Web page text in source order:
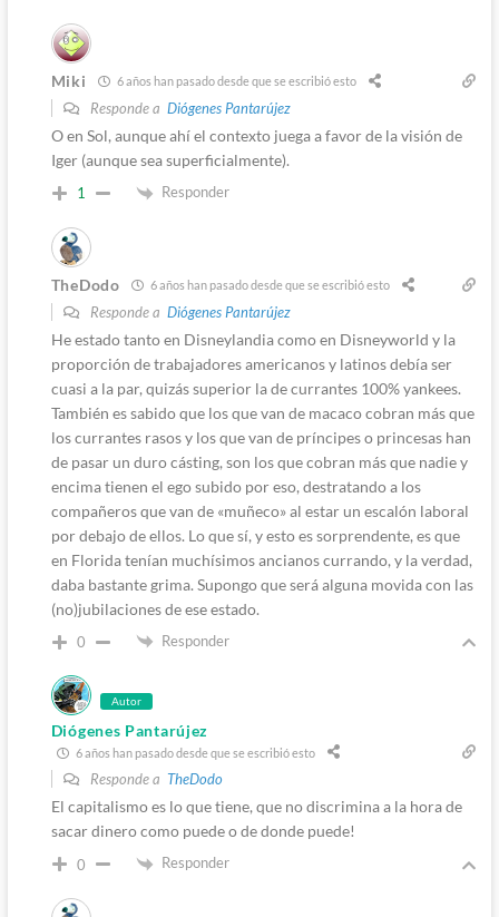
Miki 6 años han pasado desde que se escribió esto
Responde a Diógenes Pantarújez
O en Sol, aunque ahí el contexto juega a favor de la visión de
Iger (aunque sea superficialmente).
1 Responder
TheDodo 6 años han pasado desde que se escribió esto
Responde a Diógenes Pantarújez
He estado tanto en Disneylandia como en Disneyworld y la
proporción de trabajadores americanos y latinos debía ser
cuasi a la par, quizás superior la de currantes 100% yankees.
También es sabido que los que van de macaco cobran más que
los currantes rasos y los que van de príncipes o princesas han
de pasar un duro cásting, son los que cobran más que nadie y
encima tienen el ego subido por eso, destratando a los
compañeros que van de «muñeco» al estar un escalón laboral
por debajo de ellos. Lo que sí, y esto es sorprendente, es que
en Florida tenían muchísimos ancianos currando, y la verdad,
daba bastante grima. Supongo que será alguna movida con las
(no)jubilaciones de ese estado.
0 Responder
Autor
Diógenes Pantarújez
6 años han pasado desde que se escribió esto
Responde a TheDodo
El capitalismo es lo que tiene, que no discrimina a la hora de
sacar dinero como puede o de donde puede!
0 Responder